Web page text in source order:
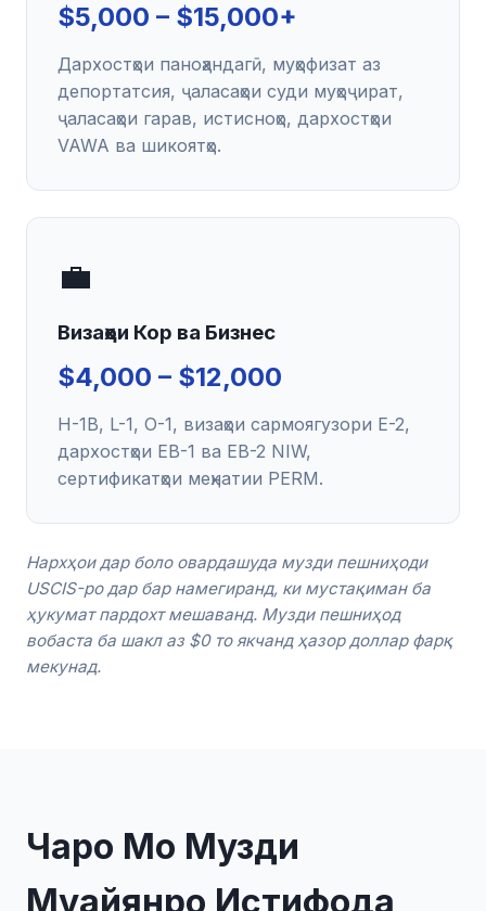
$5,000 – $15,000+
Дархостҳои паноҳандагӣ, муҳофизат аз
депортатсия, ҷаласаҳои суди муҳоҷират,
ҷаласаҳои гарав, истисноҳо, дархостҳои
VAWA ва шикоятҳо.
💼
Визаҳои Кор ва Бизнес
$4,000 – $12,000
H-1B, L-1, O-1, визаҳои сармоягузори E-2,
дархостҳои EB-1 ва EB-2 NIW,
сертификатҳои меҳнатии PERM.
Нархҳои дар боло овардашуда музди пешниҳоди
USCIS-ро дар бар намегиранд, ки мустақиман ба
ҳукумат пардохт мешаванд. Музди пешниҳод
вобаста ба шакл аз $0 то якчанд ҳазор доллар фарқ
мекунад.
Чаро Мо Музди
Муайянро Истифода